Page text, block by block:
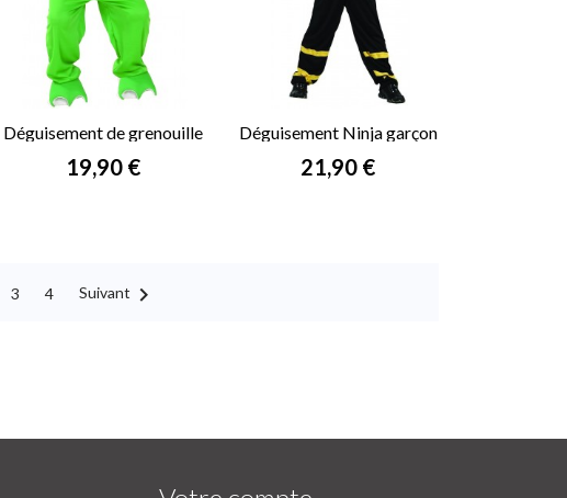
Déguisement de grenouille
enfant
Prix
19,90 €
Déguisement Ninja garçon
Prix
21,90 €
3 4 Suivant 